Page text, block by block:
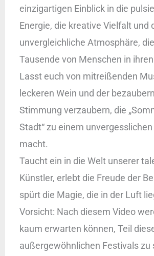
einzigartigen Einblick in die
Energie, die kreative Vielfalt und
unvergleichliche Atmosphäre,
Tausende von Menschen in
Lasst euch von mitreißenden
leckeren Wein und der
Stimmung verzaubern, die
Stadt“ zu einem
macht.
Taucht ein in die Welt unserer
Künstler, erlebt die Freude der
spürt die Magie, die in der Luft
Vorsicht: Nach diesem Video
kaum erwarten können, Teil
außergewöhnlichen Festivals zu